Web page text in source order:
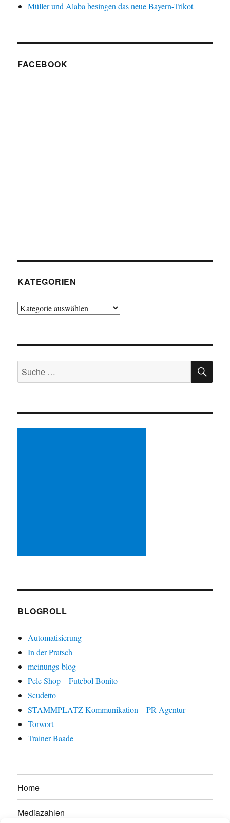
Müller und Alaba besingen das neue Bayern-Trikot
FACEBOOK
KATEGORIEN
Kategorien
Suche
nach:
BLOGROLL
Automatisierung
In der Pratsch
meinungs-blog
Pele Shop – Futebol Bonito
Scudetto
STAMMPLATZ Kommunikation – PR-Agentur
Torwort
Trainer Baade
Home
Mediazahlen